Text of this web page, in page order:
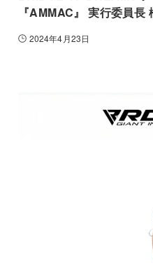
『AMMAC』 実行委員長
2024年4月23日